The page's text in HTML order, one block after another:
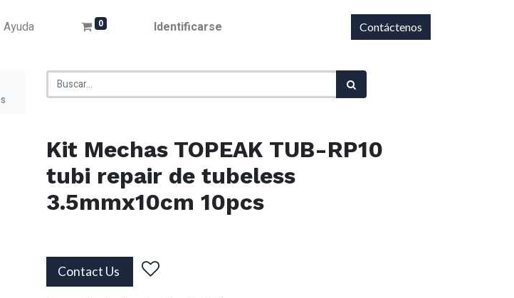
Ayuda 0 Identificarse Contáctenos
Kit Mechas TOPEAK TUB-RP10
tubi repair de tubeless
3.5mmx10cm 10pcs
Contact Us